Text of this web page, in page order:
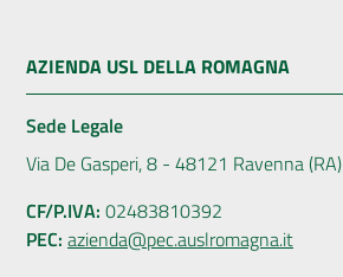
AZIENDA USL DELLA ROMAGNA
Sede Legale
Via De Gasperi, 8 - 48121 Ravenna (RA)
CF/P.IVA: 02483810392
PEC: azienda@pec.auslromagna.it